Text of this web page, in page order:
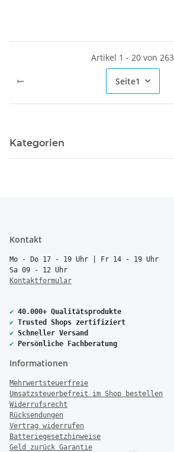
Artikel 1 - 20 von 263
Seite1
Kategorien
Kontakt
Mo - Do 17 - 19 Uhr | Fr 14 - 19 Uhr
Sa 09 - 12 Uhr
Kontaktformular
✔ 40.000+ Qualitätsprodukte
✔ Trusted Shops zertifiziert
✔ Schneller Versand
✔ Persönliche Fachberatung
Informationen
Mehrwertsteuerfreie
Umsatzsteuerbefreit im Shop bestellen
Widerrufsrecht
Rücksendungen
Vertrag widerrufen
Batteriegesetzhinweise
Geld zurück Garantie